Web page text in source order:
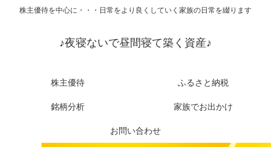
株主優待を中心に・・・日常をより良くしていく家族の日常を綴ります
♪夜寝ないで昼間寝て築く資産♪
株主優待 ふるさと納税
銘柄分析 家族でお出かけ
お問い合わせ